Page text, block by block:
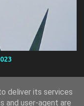
deliver its services
and user-agent are